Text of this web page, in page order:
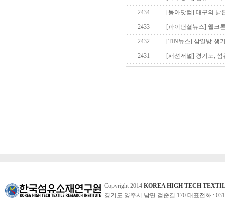
2434 [동아닷컴] 대구의 낡
2433 [파이낸셜뉴스] 웰크
2432 [TIN뉴스] 삼일방-생
2431 [패션저널] 경기도,
Copyright 2014 KOREA HIGH TECH
경기도 양주시 남면 검준길 170 대표전화 :